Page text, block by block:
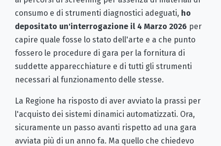
consumo e di strumenti diagnostici adeguati, ho
depositato un'interrogazione il 4 Marzo 2026 per
capire quale fosse lo stato dell'arte e a che punto
fossero le procedure di gara per la fornitura di
suddette apparecchiature e di tutti gli strumenti
necessari al funzionamento delle stesse.
La Regione ha risposto di aver avviato la prassi per
l'acquisto dei sistemi dinamici automatizzati. Ora,
sicuramente un passo avanti rispetto ad una gara
avviata più di un anno fa. Ma quello che chiedevo